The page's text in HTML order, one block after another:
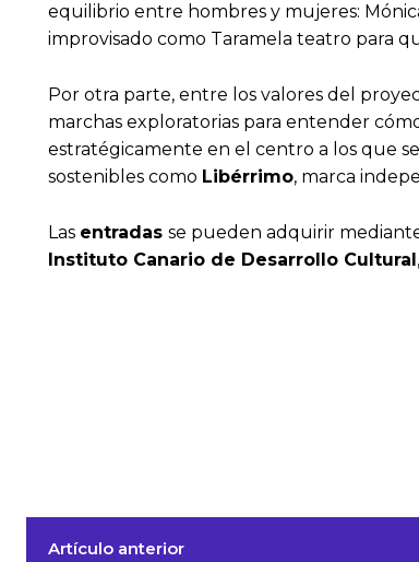
equilibrio entre hombres y mujeres:
improvisado como Taramela teatro para
Por otra parte, entre los valores del
marchas exploratorias para entender
estratégicamente en el centro a los que
sostenibles como Libérrimo, marca
Las entradas se pueden adquirir
Instituto Canario de Desarrollo Cultural,
Artículo anterior